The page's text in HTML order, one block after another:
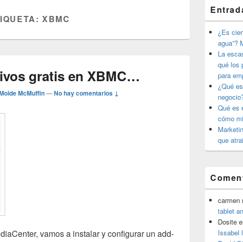
XBMC
gratis en XBMC…
McMuffin—No hay comentarios ↓
vamos a instalar y configurar un add-
área
de
widget
barra
lateral
primaria
¿Es
agua”?
La
qué los
para
¿Qué
Qué es
cómo
que
carmen
tablet
Dosite
Issabel